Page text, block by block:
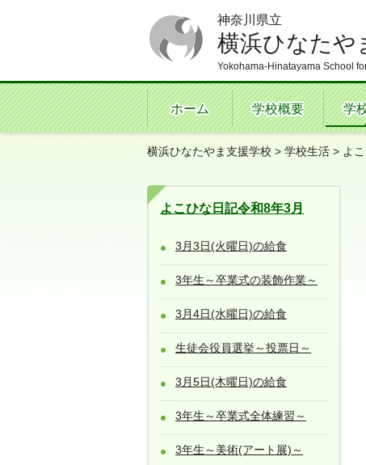
神奈川県立
横浜ひなたや
Yokohama-Hinatayama School
ホーム 学校概要 学
横浜ひなたやま支援学校 > 学校生活 > よ
よこひな日記令和8年3月
3月3日(火曜日)の給食
3年生～卒業式の装飾作業～
3月4日(水曜日)の給食
生徒会役員選挙～投票日～
3月5日(木曜日)の給食
3年生～卒業式全体練習～
3年生～美術(アート展)～